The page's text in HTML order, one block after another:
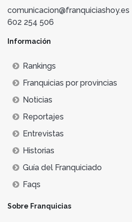
comunicacion@franquiciashoy.es
602 254 506
Información
Rankings
Franquicias por provincias
Noticias
Reportajes
Entrevistas
Historias
Guía del Franquiciado
Faqs
Sobre Franquicias